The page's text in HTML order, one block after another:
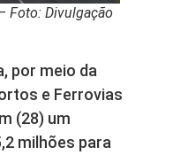
Foto: Divulgação
por meio da
e Ferrovias
(28) um
milhões para